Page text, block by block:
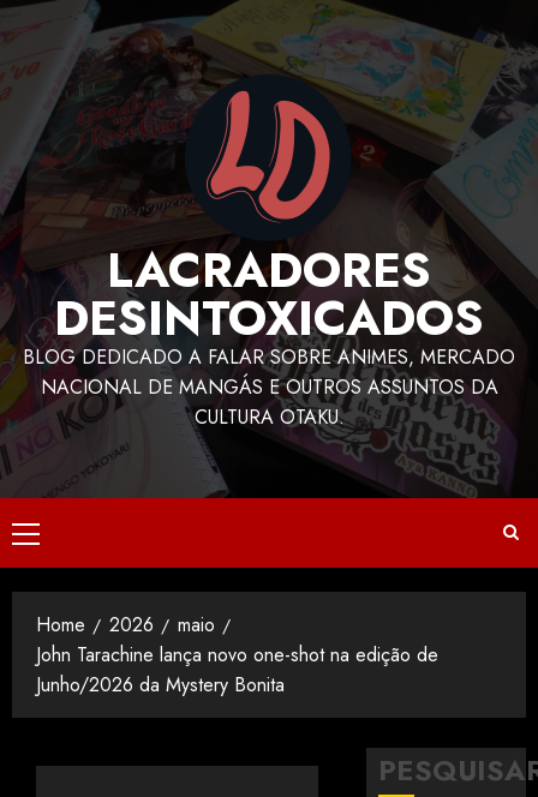
LACRADORES
DESINTOXICADOS
BLOG DEDICADO A FALAR SOBRE ANIMES, MERCADO
NACIONAL DE MANGÁS E OUTROS ASSUNTOS DA
CULTURA OTAKU.
Home 2026
maio
John Tarachine lança novo one-shot na edição de
Junho/2026 da Mystery Bonita